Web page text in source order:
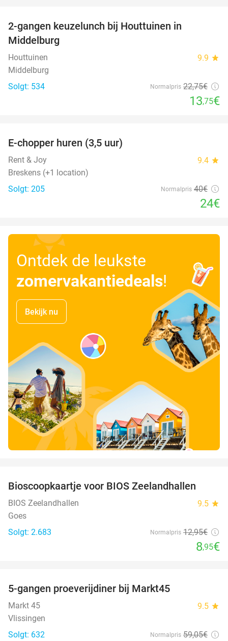
2-gangen keuzelunch bij Houttuinen in
Middelburg
Houttuinen 9.9 star
Middelburg
Solgt: 534
Normalpris 22,75€
13,75€
E-chopper huren (3,5 uur)
Rent & Joy 9.4 star
Breskens (+1 location)
Solgt: 205
Normalpris 40€
24€
Ontdek de leukste
zomervakantiedeals!
Bekijk nu
Bioscoopkaartje voor BIOS Zeelandhallen
BIOS Zeelandhallen 9.5 star
Goes
Solgt: 2.683
Normalpris 12,95€
8,95€
5-gangen proeverijdiner bij Markt45
Markt 45 9.5 star
Vlissingen
Solgt: 632
Normalpris 59,05€